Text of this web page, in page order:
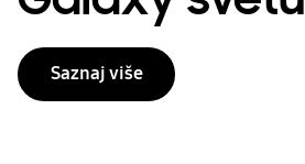
Saznaj više